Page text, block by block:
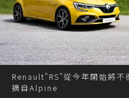
Renault"RS"從今年開始將不
摘自Alpine